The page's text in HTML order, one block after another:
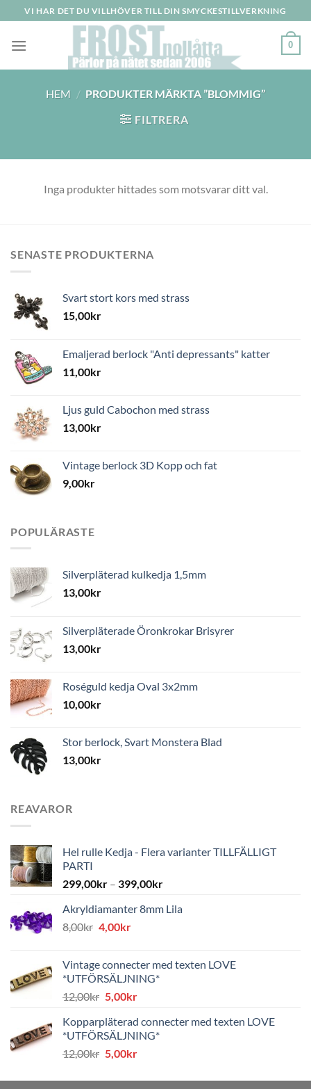
to
content
VI HAR DET DU VILLHÖVER TILL DIN SMYCKESTILLVERKNING
0
HEM / PRODUKTER MÄRKTA ”BLOMMIG”
FILTRERA
Inga produkter hittades som motsvarar ditt val.
SENASTE PRODUKTERNA
Svart stort kors med strass
15,00kr
Emaljerad berlock "Anti depressants" katter
11,00kr
Ljus guld Cabochon med strass
13,00kr
Vintage berlock 3D Kopp och fat
9,00kr
POPULÄRASTE
Silverpläterad kulkedja 1,5mm
13,00kr
Silverpläterade Öronkrokar Brisyrer
13,00kr
Roséguld kedja Oval 3x2mm
10,00kr
Stor berlock, Svart Monstera Blad
13,00kr
REAVAROR
Hel rulle Kedja - Flera varianter TILLFÄLLIGT
PARTI
299,00kr – 399,00kr
Akryldiamanter 8mm Lila
8,00kr Det
var:
8,00kr.
4,00krDet
är:
4,00kr.
Vintage connecter med texten LOVE
*UTFÖRSÄLJNING*
12,00kr Det
priset
var:
12,00kr.
5,00krDet
priset
är:
5,00kr.
Kopparpläterad connecter med texten LOVE
*UTFÖRSÄLJNING*
12,00kr Det
priset
5,00krDet
priset